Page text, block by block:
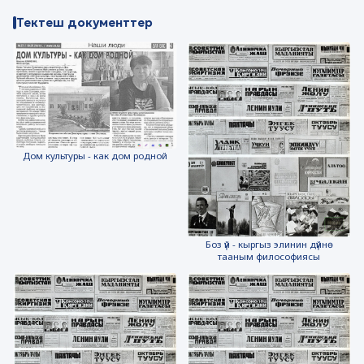
Тектеш документтер
Дом культуры - как дом родной
Боз үй - кыргыз элинин дүйнө
тааным философиясы